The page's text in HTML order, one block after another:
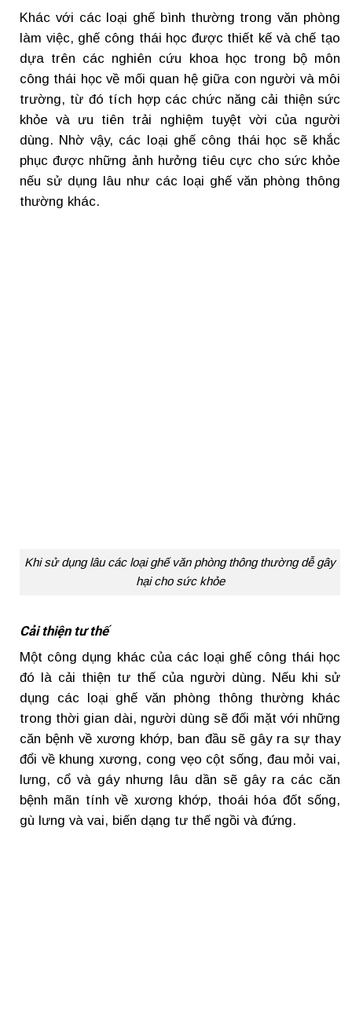
Khác với các loại ghế bình thường trong văn phòng
làm việc, ghế công thái học được thiết kế và chế tạo
dựa trên các nghiên cứu khoa học trong bộ môn
công thái học về mối quan hệ giữa con người và môi
trường, từ đó tích hợp các chức năng cải thiện sức
khỏe và ưu tiên trải nghiệm tuyệt vời của người
dùng. Nhờ vậy, các loại ghế công thái học sẽ khắc
phục được những ảnh hưởng tiêu cực cho sức khỏe
nếu sử dụng lâu như các loại ghế văn phòng thông
thường khác.
Khi sử dụng lâu các loại ghế văn phòng thông thường dễ gây
hại cho sức khỏe
Cải thiện tư thế
Một công dụng khác của các loại ghế công thái học
đó là cải thiện tư thế của người dùng. Nếu khi sử
dụng các loại ghế văn phòng thông thường khác
trong thời gian dài, người dùng sẽ đối mặt với những
căn bệnh về xương khớp, ban đầu sẽ gây ra sự thay
đổi về khung xương, cong vẹo cột sống, đau mỏi vai,
lưng, cổ và gáy nhưng lâu dần sẽ gây ra các căn
bệnh mãn tính về xương khớp, thoái hóa đốt sống,
gù lưng và vai, biến dạng tư thế ngồi và đứng.